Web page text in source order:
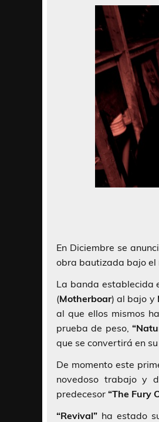
En Diciembre se
obra bautizada bajo el
La banda establecida
(Motherboar) al bajo y
al que ellos mismos
prueba de peso,
que se convertirá en
De momento este
novedoso trabajo y
predecesor “The Fury
“Revival” ha estado